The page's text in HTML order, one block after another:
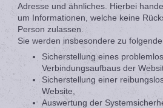
Adresse und ähnliches. Hierbei
um Informationen, welche keine
Person zulassen.
Sie werden insbesondere zu
Sicherstellung eines
Verbindungsaufbaus der
Sicherstellung einer
Website,
Auswertung der